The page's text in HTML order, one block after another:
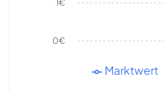
0€
1€
Marktwert